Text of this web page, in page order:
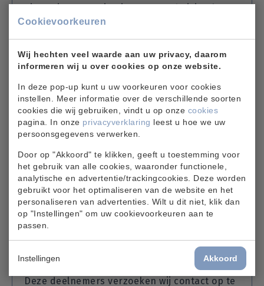
Cookievoorkeuren
Wij hechten veel waarde aan uw privacy, daarom
informeren wij u over cookies op onze website.
In deze pop-up kunt u uw voorkeuren voor cookies
instellen. Meer informatie over de verschillende soorten
cookies die wij gebruiken, vindt u op onze cookies
pagina. In onze privacyverklaring leest u hoe we uw
persoonsgegevens verwerken.
Door op "Akkoord" te klikken, geeft u toestemming voor
het gebruik van alle cookies, waaronder functionele,
analytische en advertentie/trackingcookies. Deze worden
gebruikt voor het optimaliseren van de website en het
personaliseren van advertenties. Wilt u dit niet, klik dan
op "Instellingen" om uw cookievoorkeuren aan te
passen.
Instellingen Akkoord
uitvoeringsorganisatie. Deze verhuizing kent
echter enige vertraging. De deelnemers
werden hier eerder van op de hoogte
gebracht. Omdat de afronding van deze
naar de nieuwe regeling, is het invoeren van
de nieuwe regeling nu uitgesteld. SPOA kiest
hierbij voor snel waar het kan en zorgvuldig
Vervroegd pensioen
Voor deelnemers die vervroegd pensioen
hebben aangevraagd met ingangsdatum op of
na 1 januari 2026, of dit van plan zijn, kan het
uitstel gevolgen hebben voor de compensatie
die zij mogelijk bij de transitie ontvangen.
Deze deelnemers verzoeken wij contact op te